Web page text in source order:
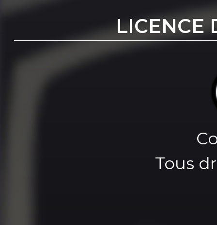
LICENCE
Tous